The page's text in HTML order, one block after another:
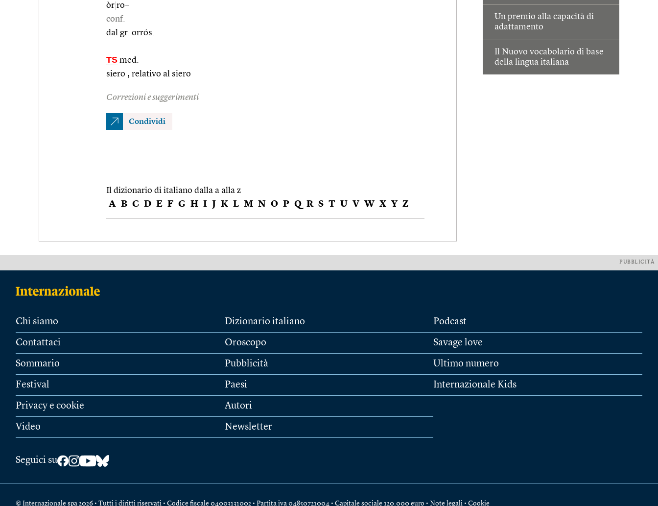
Un premio alla capacità di
adattamento
Il Nuovo vocabolario di base
della lingua italiana
òr ro–
conf.
dal gr. orrós.
TS med.
siero , relativo al siero
Correzioni e suggerimenti
Condividi
Il dizionario di italiano dalla a alla z
A B C D E F G H I J K L M N O P Q R S T U V W X Y Z
PUBBLICITÀ
Chi siamo
Contattaci
Sommario
Festival
Privacy e cookie
Video
Dizionario italiano
Oroscopo
Pubblicità
Paesi
Autori
Newsletter
Podcast
Savage love
Ultimo numero
Internazionale Kids
Seguici su
© Internazionale spa 2026 • Tutti i diritti riservati • Codice fiscale 04003131002 • Partita iva 04850721004 • Capitale sociale 120.000 euro • Note legali • Cookie